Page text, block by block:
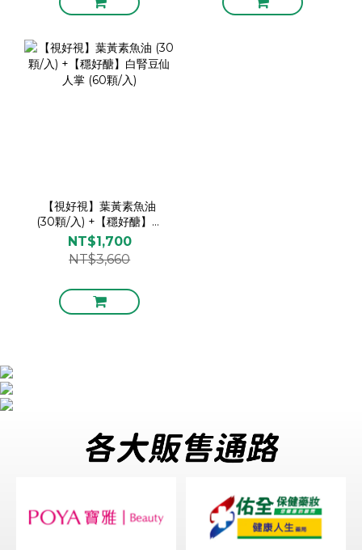
【視好視】葉黃素魚油
(30顆/入) +【穩好醣】白
腎豆仙人掌 (60顆/入)
NT$1,700
NT$3,660